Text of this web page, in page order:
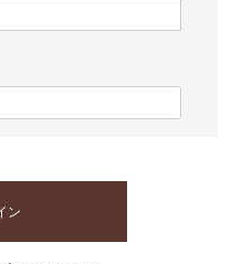
ン